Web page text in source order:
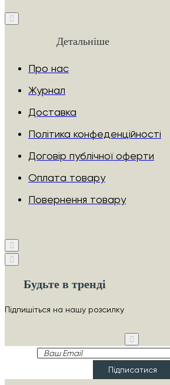
Детальніше
Про нас
Журнал
Доставка
Політика конфеденційності
Договір публічної оферти
Оплата товару
Повернення товару
Будьте в тренді
Підпишіться на нашу розсилку
Ваш
Підписатися